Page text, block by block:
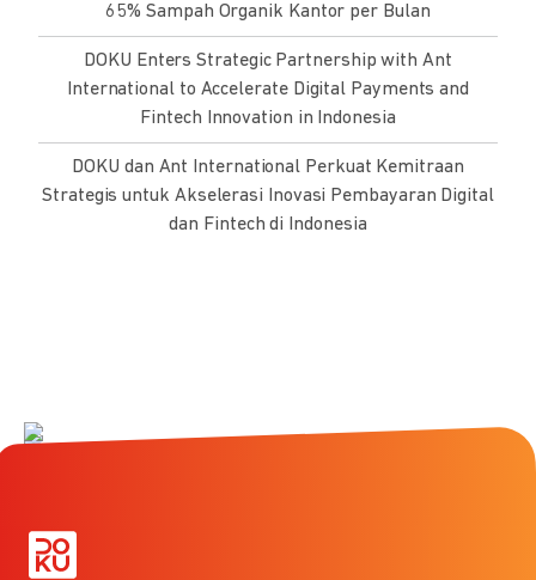
65% Sampah Organik Kantor per Bulan
DOKU Enters Strategic Partnership with Ant
International to Accelerate Digital Payments and
Fintech Innovation in Indonesia
DOKU dan Ant International Perkuat Kemitraan
Strategis untuk Akselerasi Inovasi Pembayaran Digital
dan Fintech di Indonesia